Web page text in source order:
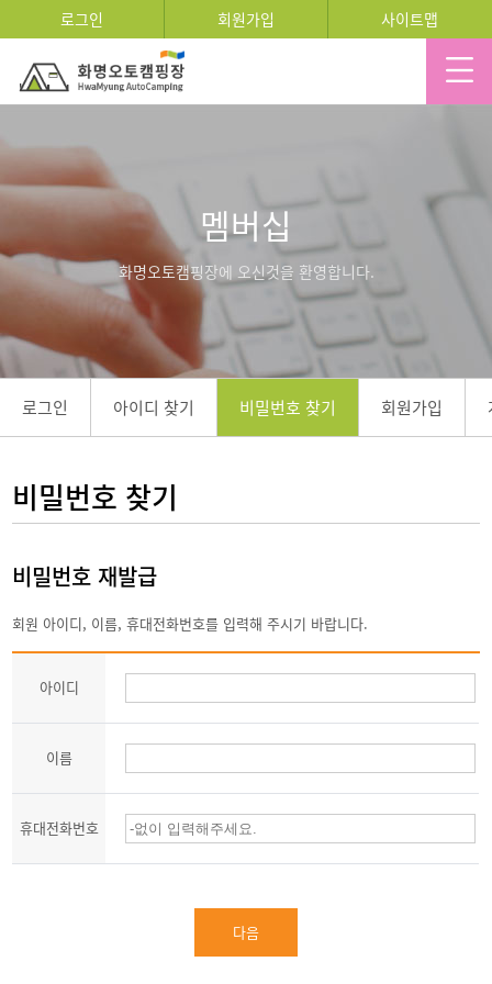
로그인 회원가입 사이트맵
멤버십
화명오토캠핑장에 오신것을 환영합니다.
로그인 아이디 찾기 비밀번호 찾기 회원가입
비밀번호 찾기
비밀번호 재발급
회원 아이디, 이름, 휴대전화번호를 입력해 주시기 바랍니다.
아이디
이름
휴대전화번호
다음